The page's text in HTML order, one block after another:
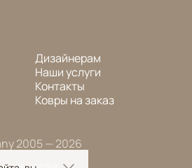
Дизайнерам
Наши услуги
Контакты
Ковры на заказ
2005 — 2026